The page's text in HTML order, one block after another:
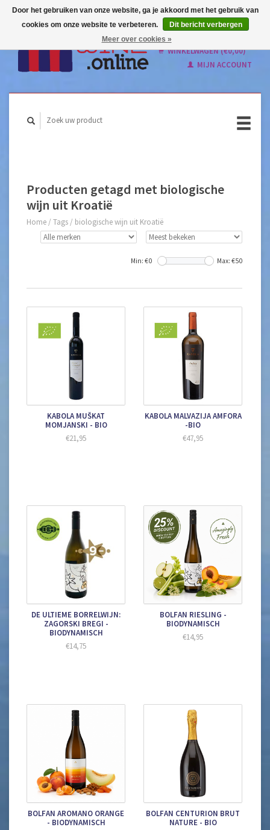
Nederlands
WINKELWAGEN (€0,00)
MIJN ACCOUNT
Producten getagd met biologische
wijn uit Kroatië
Home / Tags / biologische wijn uit Kroatië
Min: €0 Max: €50
KABOLA MUŠKAT
MOMJANSKI - BIO
€21,95
KABOLA MALVAZIJA AMFORA
-BIO
€47,95
DE ULTIEME BORRELWIJN:
ZAGORSKI BREGI -
BIODYNAMISCH
€14,75
BOLFAN RIESLING -
BIODYNAMISCH
€14,95
BOLFAN AROMANO ORANGE
- BIODYNAMISCH
BOLFAN CENTURION BRUT
NATURE - BIO
Door het gebruiken van onze website, ga je akkoord met het gebruik van
cookies om onze website te verbeteren.
Dit bericht verbergen
Meer over cookies »